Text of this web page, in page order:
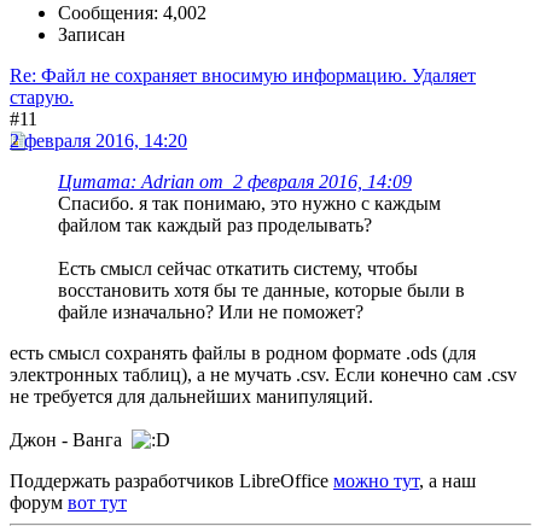
Сообщения: 4,002
Записан
Re: Файл не сохраняет вносимую информацию. Удаляет
старую.
#11
2 февраля 2016, 14:20
Цитата: Adrian от 2 февраля 2016, 14:09
Спасибо. я так понимаю, это нужно с каждым
файлом так каждый раз проделывать?
Есть смысл сейчас откатить систему, чтобы
восстановить хотя бы те данные, которые были в
файле изначально? Или не поможет?
есть смысл сохранять файлы в родном формате .ods (для
электронных таблиц), а не мучать .csv. Если конечно сам .csv
не требуется для дальнейших манипуляций.
Джон - Ванга
Поддержать разработчиков LibreOffice можно тут, а наш
форум вот тут